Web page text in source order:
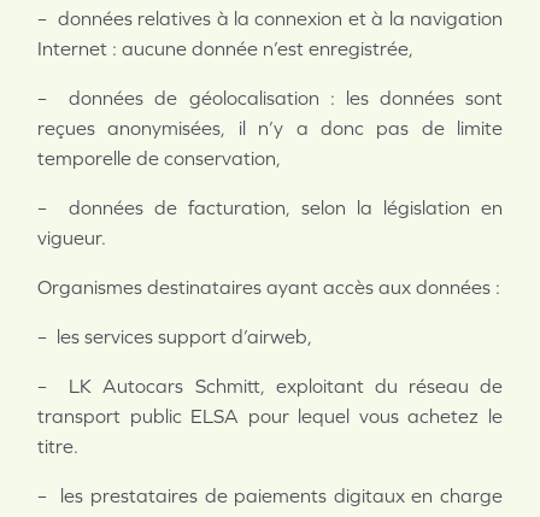
– données relatives à la connexion et à la navigation
Internet : aucune donnée n’est enregistrée,
– données de géolocalisation : les données sont
reçues anonymisées, il n’y a donc pas de limite
temporelle de conservation,
– données de facturation, selon la législation en
vigueur.
Organismes destinataires ayant accès aux données :
– les services support d’airweb,
– LK Autocars Schmitt, exploitant du réseau de
transport public ELSA pour lequel vous achetez le
titre.
– les prestataires de paiements digitaux en charge